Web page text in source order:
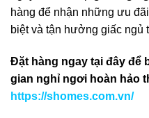
hàng để nhận những ưu
biệt và tận hưởng giấc ngủ
Đặt hàng ngay tại đây để
gian nghỉ ngơi hoàn hảo
https://shomes.com.vn/